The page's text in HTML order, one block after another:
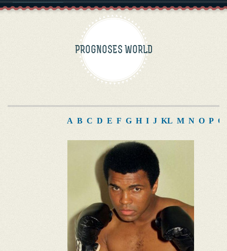
PROGNOSES WORLD
A B C D E F G H I J KL M N O P Q